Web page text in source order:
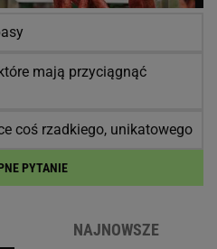
mają przyciągnąć
coś rzadkiego, unikatowego
PYTANIE
NAJNOWSZE